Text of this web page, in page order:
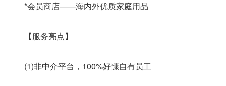
*会员商店——海内外优质家庭用品
【服务亮点】
(1)非中介平台，100%好慷自有员工